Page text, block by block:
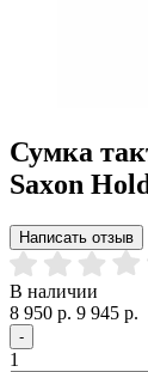
Сумка
Saxon
Написать отзыв
В наличии
8 950 р. 9 945 р.
-
1